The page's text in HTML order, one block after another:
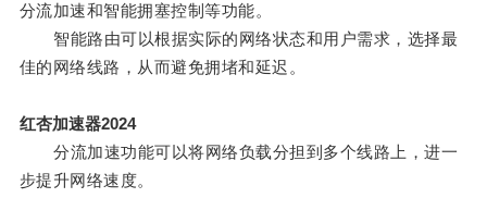
分流加速和智能拥塞控制等功能。
智能路由可以根据实际的网络状态和用户需求，选择最
佳的网络线路，从而避免拥堵和延迟。
红杏加速器2024
分流加速功能可以将网络负载分担到多个线路上，进一
步提升网络速度。